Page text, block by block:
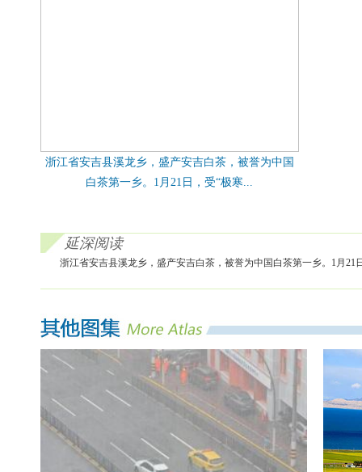
浙江省安吉县溪龙乡，盛产安吉白茶，被誉为中国
白茶第一乡。1月21日，受“极寒...
延深阅读
浙江省安吉县溪龙乡，盛产安吉白茶，被誉为中国白茶第一乡。1月